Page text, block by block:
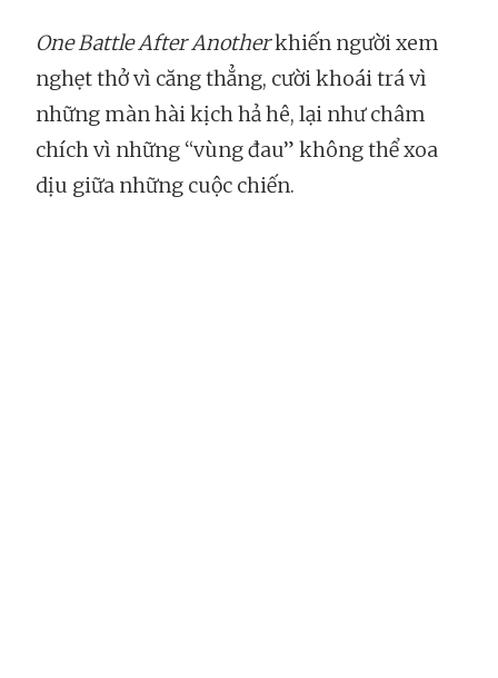
One Battle After Anotherkhiến người xem
nghẹt thở vì căng thẳng, cười khoái trá vì
những màn hài kịch hả hê, lại như châm
chích vì những “vùng đau” không thể xoa
dịu giữa những cuộc chiến.